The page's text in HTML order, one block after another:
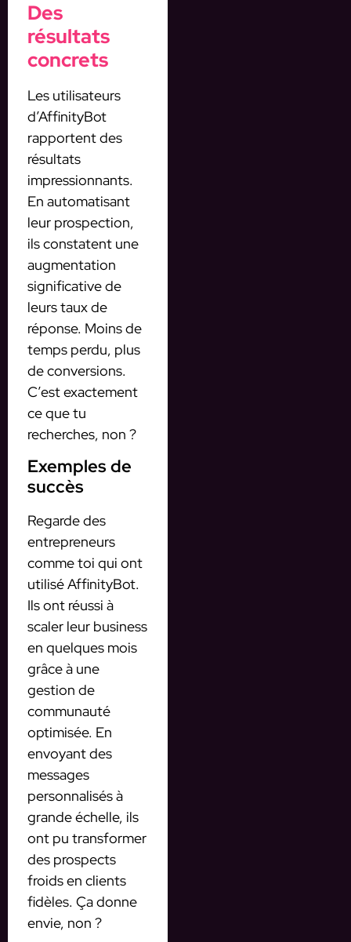
Des
résultats
concrets
Les utilisateurs
d’AffinityBot
rapportent des
résultats
impressionnants.
En automatisant
leur prospection,
ils constatent une
augmentation
significative de
leurs taux de
réponse. Moins de
temps perdu, plus
de conversions.
C’est exactement
ce que tu
recherches, non ?
Exemples de
succès
Regarde des
entrepreneurs
comme toi qui ont
utilisé AffinityBot.
Ils ont réussi à
scaler leur business
en quelques mois
grâce à une
gestion de
communauté
optimisée. En
envoyant des
messages
personnalisés à
grande échelle, ils
ont pu transformer
des prospects
froids en clients
fidèles. Ça donne
envie, non ?